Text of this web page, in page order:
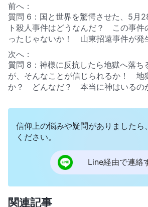
前へ：
質問 6：国と世界を驚愕させた、5月
ト殺人事件はどうなんだ？ この事件
ったじゃないか！ 山東招遠事件が発
庭教会の取り締まりを厳しくして武装
神教会を徹底的に取り調べ、信者の捜
はじめた。確かに、中にはこの殺人事
ち、実はこれは、全能神教会を取り締
党がでっち上げた偽の事件だと信じて
定しようが、共産党を信じる人はまだ
たちはこの事件についてどう思ってい
次へ：
質問 8：神様に反抗したら地獄へ落ち
が、そんなことが信じられるか！ 地
か？ どんなだ？ 本当に神はいるの
か？ もし全能神が本当に神だとした
んなに執拗に攻撃しているのに、どう
だ？ 全能神と呼ばれるぐらいだ。そ
滅ぼしてこそ、本当に神だろうが、そ
皆そろって全能神を真の神だと崇め、
心して、二度と反抗しようなんて思わ
実はどうだ？ 神の信者は共産党の警
多くが刑務所に入れられ、拷問を受け
されるなんて日常茶飯事だ。だがど
信仰上の悩みや疑問がありましたら
ください。
Line経由で連絡
関連記事